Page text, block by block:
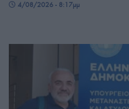
4/08/2026 - 8:17μμ